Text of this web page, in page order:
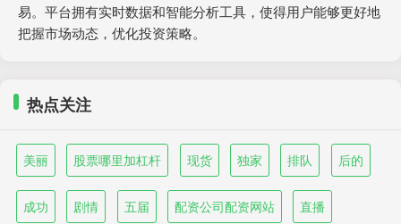
易。平台拥有实时数据和智能分析工具，使得用户能够更好地
把握市场动态，优化投资策略。
热点关注
美丽 股票哪里加杠杆 现货 独家 排队 后的
成功 剧情 五届 配资公司配资网站 直播